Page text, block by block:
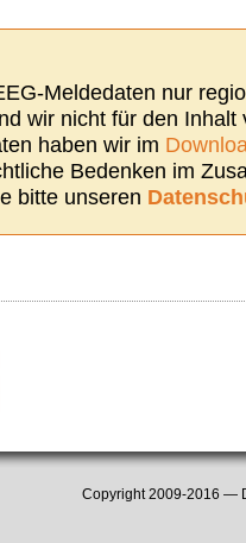
Meldedaten nur
wir nicht für den Inhalt
haben wir im
Bedenken im
bitte unseren
Copyright 2009-2016 —